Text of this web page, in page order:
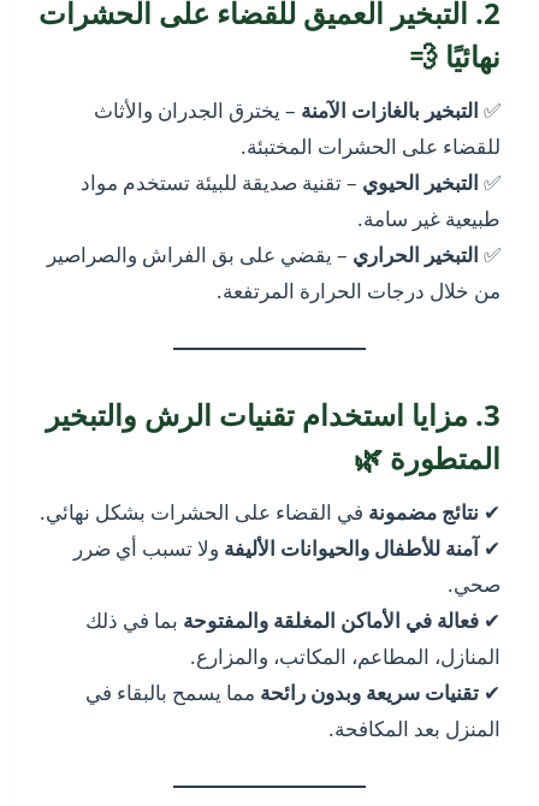
2. التبخير العميق للقضاء على الحشرات
نهائيًا 💨
✅ التبخير بالغازات الآمنة – يخترق الجدران والأثاث
للقضاء على الحشرات المختبئة.
✅ التبخير الحيوي – تقنية صديقة للبيئة تستخدم مواد
طبيعية غير سامة.
✅ التبخير الحراري – يقضي على بق الفراش والصراصير
من خلال درجات الحرارة المرتفعة.
3. مزايا استخدام تقنيات الرش والتبخير
المتطورة 🌿
✔ نتائج مضمونة في القضاء على الحشرات بشكل نهائي.
✔ آمنة للأطفال والحيوانات الأليفة ولا تسبب أي ضرر
صحي.
✔ فعالة في الأماكن المغلقة والمفتوحة بما في ذلك
المنازل، المطاعم، المكاتب، والمزارع.
✔ تقنيات سريعة وبدون رائحة مما يسمح بالبقاء في
المنزل بعد المكافحة.